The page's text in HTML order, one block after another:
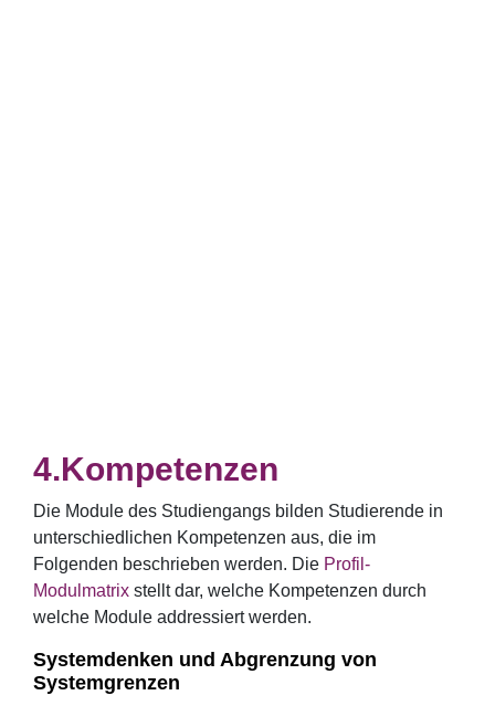
Kompetenzen
Die Module des Studiengangs bilden Studierende in
unterschiedlichen Kompetenzen aus, die im
Folgenden beschrieben werden. Die Profil-
Modulmatrix stellt dar, welche Kompetenzen durch
welche Module addressiert werden.
Systemdenken und Abgrenzung von
Systemgrenzen